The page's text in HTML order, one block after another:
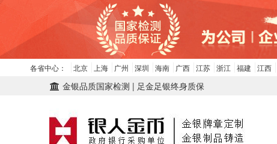
各省中心： 北京 上海 广州 深圳 海南 广西 江苏 浙江 福建 江西
金银品质国家检测 | 足金足银终身质保